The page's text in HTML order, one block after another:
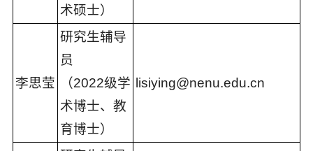
术硕士）
李思莹
研究生辅导
员
（2022级学
术博士、教
育博士）
lisiying@nenu.edu.cn